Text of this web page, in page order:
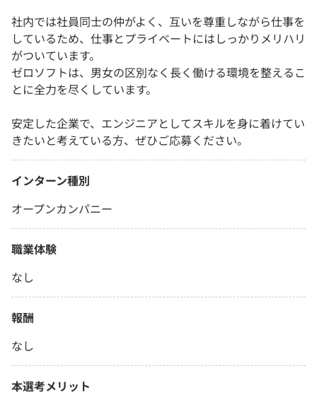
社内では社員同士の仲がよく、互いを尊重しながら仕事を
しているため、仕事とプライベートにはしっかりメリハリ
がついています。
ゼロソフトは、男女の区別なく長く働ける環境を整えるこ
とに全力を尽くしています。
安定した企業で、エンジニアとしてスキルを身に着けてい
きたいと考えている方、ぜひご応募ください。
インターン種別
オープンカンパニー
職業体験
なし
報酬
なし
本選考メリット